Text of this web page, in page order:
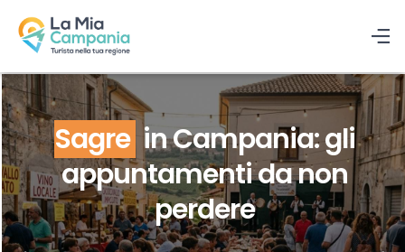
Sagre in Campania: gli
appuntamenti da non
perdere